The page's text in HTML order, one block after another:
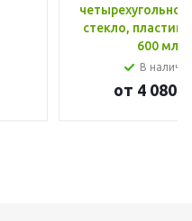
стекло, пластик
600 мл
В
от 4 080 ₸